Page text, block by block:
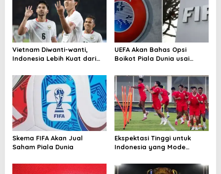
Vietnam Diwanti-wanti,
Indonesia Lebih Kuat dari
UEFA Akan Bahas Opsi
Boikot Piala Dunia usai
Skema FIFA Akan Jual
Saham Piala Dunia
Ekspektasi Tinggi untuk
Indonesia yang Mode